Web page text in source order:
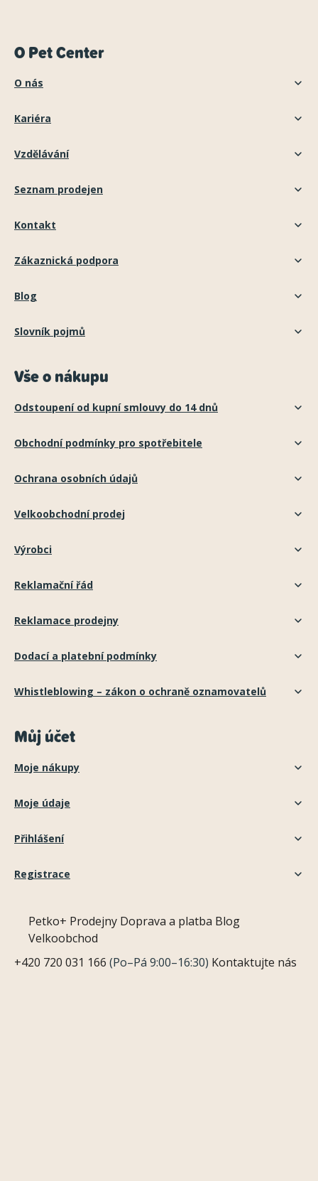
O Pet Center
O nás
Kariéra
Vzdělávání
Seznam prodejen
Kontakt
Zákaznická podpora
Blog
Slovník pojmů
Vše o nákupu
Odstoupení od kupní smlouvy do 14 dnů
Obchodní podmínky pro spotřebitele
Ochrana osobních údajů
Velkoobchodní prodej
Výrobci
Reklamační řád
Reklamace prodejny
Dodací a platební podmínky
Whistleblowing – zákon o ochraně oznamovatelů
Můj účet
Moje nákupy
Moje údaje
Přihlášení
Registrace
Petko+ Prodejny Doprava a platba Blog
Velkoobchod
+420 720 031 166 (Po–Pá 9:00–16:30) Kontaktujte nás